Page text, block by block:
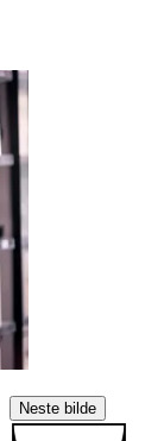
Neste bilde